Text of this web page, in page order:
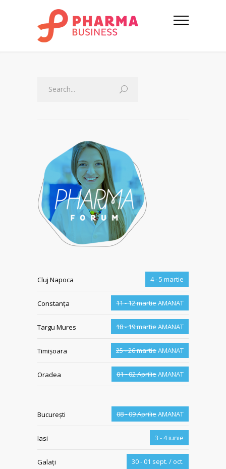
Cluj Napoca 4 - 5 martie
Constanța 11 - 12 martieAMANAT
Targu Mures 18 - 19 martieAMANAT
Timișoara 25 - 26 martieAMANAT
Oradea 01 - 02 AprilieAMANAT
București 08 - 09 AprilieAMANAT
Iasi 3 - 4 iunie
Galați 30 - 01 sept. / oct.